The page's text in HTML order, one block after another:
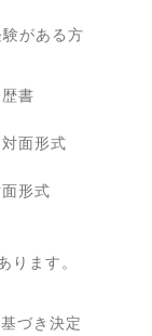
がある方
書
面形式
形式
ります。
づき決定